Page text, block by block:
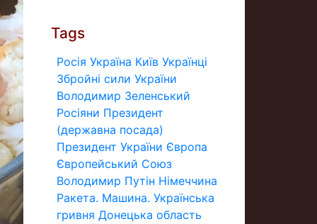
Tags
Росія Україна Київ Українці
Збройні сили України
Володимир Зеленський
Росіяни Президент
(державна посада)
Президент України Європа
Європейський Союз
Володимир Путін Німеччина
Ракета. Машина. Українська
гривня Донецька область